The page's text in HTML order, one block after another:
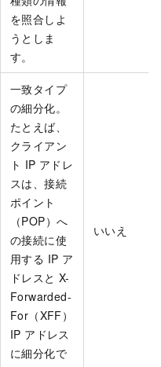
を照合しよ
うとしま
す。
一致タイプ
の細分化。
たとえば、
クライアン
ト IP アドレ
スは、接続
ポイント
（POP）へ
の接続に使
用する IP ア
ドレスと X-
Forwarded-
For（XFF）
IP アドレス
に細分化で
いいえ